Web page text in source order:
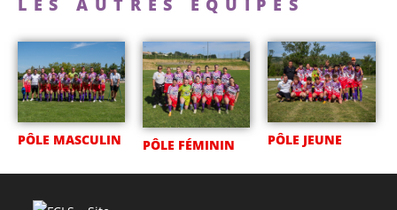
LES AUTRES ÉQUIPES
PÔLE MASCULIN PÔLE FÉMININ PÔLE JEUNE